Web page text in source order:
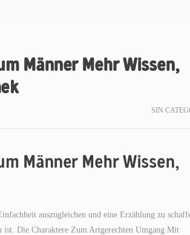
Männer Mehr Wissen,
SIN
Männer Mehr Wissen,
auszugleichen und eine Erzählung zu
Die Charaktere Zum Artgerechten Umgang Mit